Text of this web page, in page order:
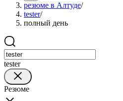
резюме в Алтуде/
tester/
полный день
tester
Резюме